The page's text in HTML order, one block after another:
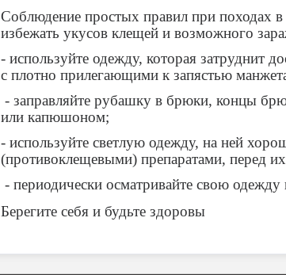
Соблюдение простых правил при походах в
избежать укусов клещей и возможного
- используйте одежду, которая затруднит
с плотно прилегающими к запястью
- заправляйте рубашку в брюки, концы
или капюшоном;
- используйте светлую одежду, на ней
(противоклещевыми) препаратами, перед
- периодически осматривайте свою
Берегите себя и будьте здоровы